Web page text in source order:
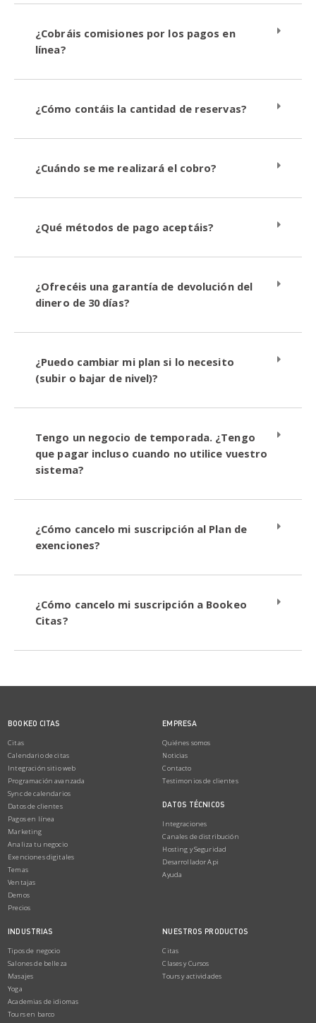
¿Cobráis comisiones por los pagos en
línea?
¿Cómo contáis la cantidad de reservas?
¿Cuándo se me realizará el cobro?
¿Qué métodos de pago aceptáis?
¿Ofrecéis una garantía de devolución del
dinero de 30 días?
¿Puedo cambiar mi plan si lo necesito
(subir o bajar de nivel)?
Tengo un negocio de temporada. ¿Tengo
que pagar incluso cuando no utilice vuestro
sistema?
¿Cómo cancelo mi suscripción al Plan de
exenciones?
¿Cómo cancelo mi suscripción a Bookeo
Citas?
BOOKEO CITAS
Citas
Calendario de citas
Integración sitio web
Programación avanzada
Sync de calendarios
Datos de clientes
Pagos en línea
Marketing
Analiza tu negocio
Exenciones digitales
Temas
Ventajas
Demos
Precios
EMPRESA
Quiénes somos
Noticias
Contacto
Testimonios de clientes
DATOS TÉCNICOS
Integraciones
Canales de distribución
Hosting y Seguridad
Desarrollador Api
Ayuda
INDUSTRIAS
Tipos de negocio
Salones de belleza
Masajes
Yoga
Academias de idiomas
Tours en barco
NUESTROS PRODUCTOS
Citas
Clases y Cursos
Tours y actividades